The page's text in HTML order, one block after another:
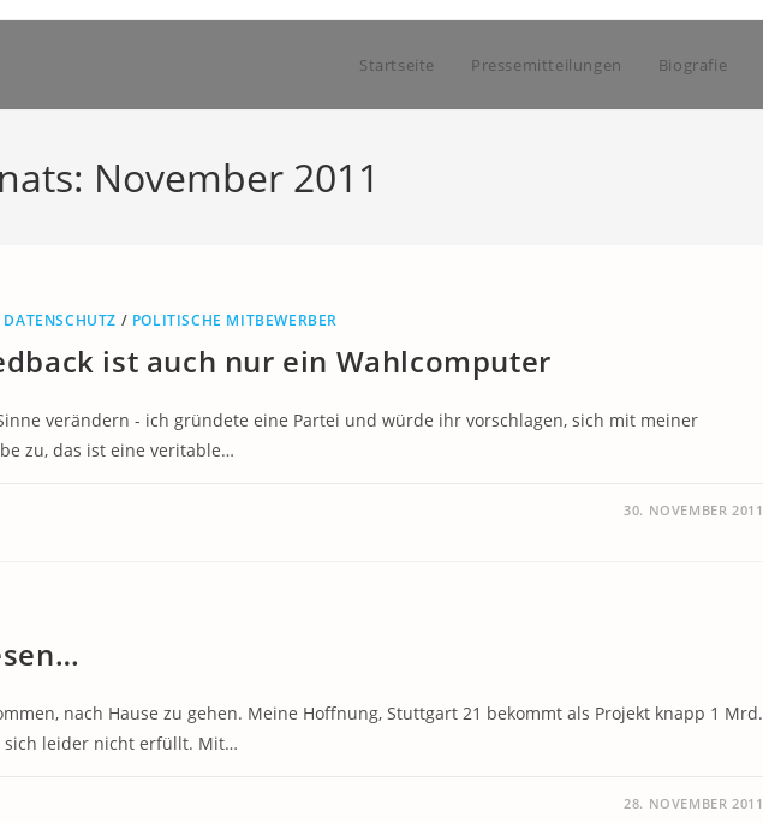
Startseite Pressemitteilungen Biografie
November 2011
/ POLITISCHE MITBEWERBER
ist auch nur ein Wahlcomputer
verändern - ich gründete eine Partei und würde ihr vorschlagen, sich mit meiner
zu, das ist eine veritable…
30. NOVEMBER 2011
nach Hause zu gehen. Meine Hoffnung, Stuttgart 21 bekommt als Projekt knapp 1 Mrd.
sich leider nicht erfüllt. Mit…
28. NOVEMBER 2011